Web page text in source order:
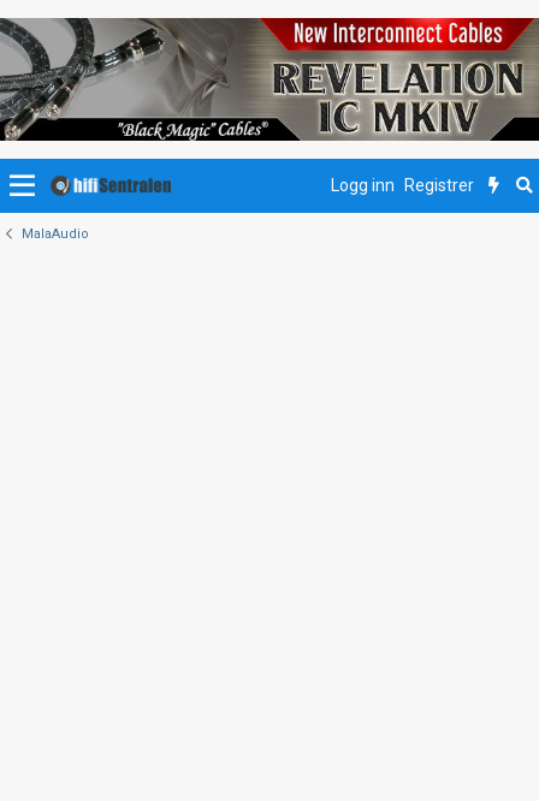
Logg inn Registrer
MalaAudio